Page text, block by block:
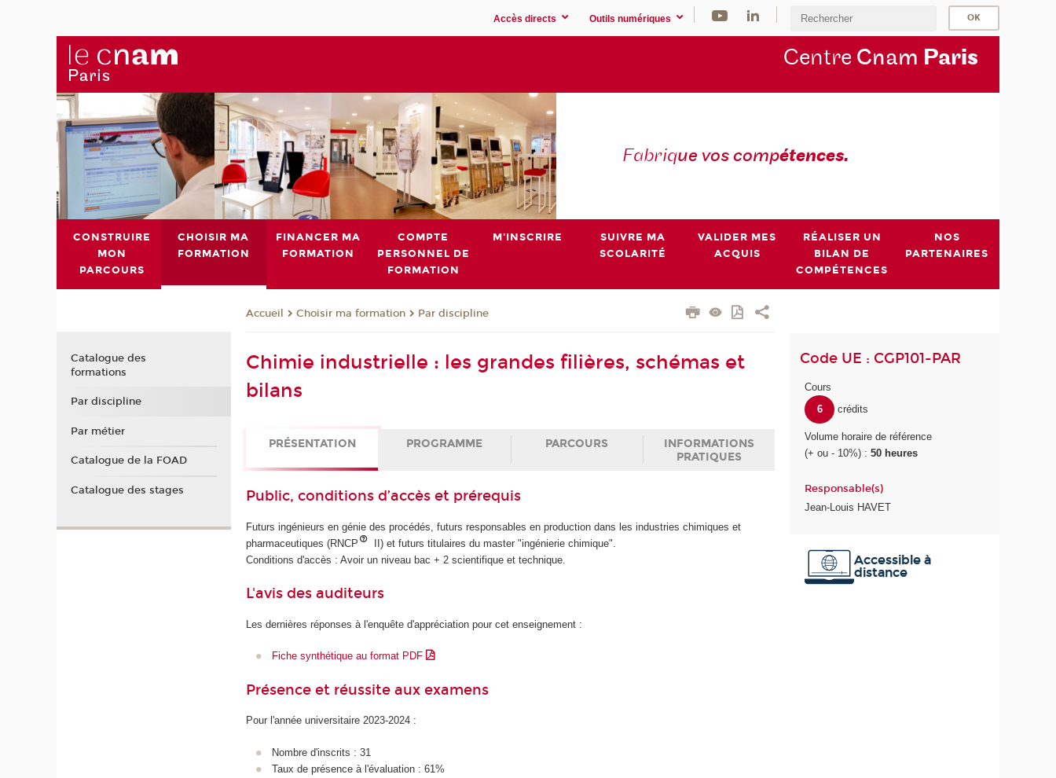
Accès directs Outils numériques
Centre Cnam Paris
Fabrique vos compétences.
CONSTRUIRE
MON
PARCOURS
CHOISIR MA
FORMATION
FINANCER MA
FORMATION
COMPTE
PERSONNEL DE
FORMATION
M'INSCRIRE
SUIVRE MA
SCOLARITÉ
VALIDER MES
ACQUIS
RÉALISER UN
BILAN DE
COMPÉTENCES
NOS
PARTENAIRES
Accueil Choisir ma formation Par discipline
Chimie industrielle : les grandes filières, schémas et
bilans
PRÉSENTATION PROGRAMME PARCOURS
INFORMATIONS
PRATIQUES
Public, conditions d’accès et prérequis
Futurs ingénieurs en génie des procédés, futurs responsables en production dans les industries chimiques et
pharmaceutiques (RNCP
II) et futurs titulaires du master "ingénierie chimique".
Conditions d'accès : Avoir un niveau bac + 2 scientifique et technique.
L'avis des auditeurs
Les dernières réponses à l'enquête d'appréciation pour cet enseignement :
Fiche synthétique au format PDF
Présence et réussite aux examens
Pour l'année universitaire 2023-2024 :
Nombre d'inscrits : 31
Taux de présence à l'évaluation : 61%
Code UE : CGP101-PAR
Cours
6
crédits
Volume horaire de référence
(+ ou - 10%) :50 heures
Responsable(s)
Jean-Louis HAVET
Accessible à
distance
Catalogue des
formations
Par discipline
Par métier
Catalogue de la FOAD
Catalogue des stages